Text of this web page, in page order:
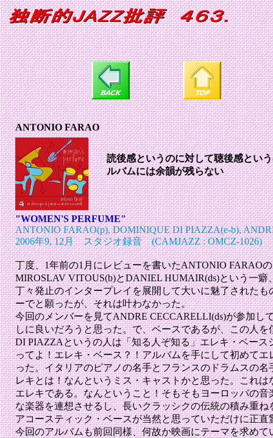
ANTONIO FARAO
読後感というのに対して聴後感とい
ルバムには余韻が残らない
"WOMEN'S PERFUME"
ANTONIO FARAO(p), DOMINIQUE DI PIAZZA(e-b),
2006年9, 12月 スタジオ録音 (CAMJAZZ : OMCZ-1026)
丁度、1年前の1月にレビューを書いたANTONIO FARAO
MIROSLAV VITOUS(b)とDANIEL HUMAIR(ds)という一癖
丁々発止のインタープレイを展開して大いに魅了された
ーでと願ったが、それは叶わなかった。
今回のメンバーを見てANDRE CECCARELLI(ds)が参加し
しに良いだろうと思った。で、ベースであるが、この人
DI PIAZZAというの人は「知る人ぞ知る」エレキ・ベース
ってよ！エレキ・ベース？！アルバムを手にして初めて
った。イタリアのピアノの名手とフランスのドラムスの
レキとは！なんというミス・キャストかと思った。これ
エレキである。なんということ！そもそもヨーロッパの
な楽器を連想させるし、長いクラッシクの伝統の積み重
アコースティック・ベースが当然と思っていただけに正直
今回のアルバムも前回同様、何故か映画にテーマを求め